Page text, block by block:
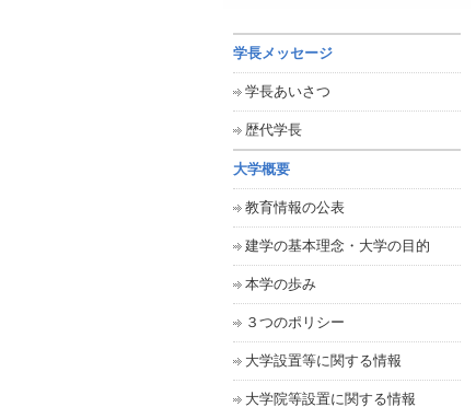
学長メッセージ
学長あいさつ
歴代学長
大学概要
教育情報の公表
建学の基本理念・大学の目的
本学の歩み
３つのポリシー
大学設置等に関する情報
大学院等設置に関する情報